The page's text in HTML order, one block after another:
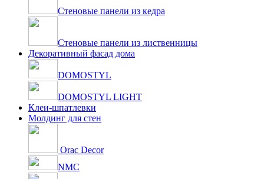
Стеновые панели из кедра
Стеновые панели из лиственницы
Декоративный фасад дома
DOMOSTYL
DOMOSTYL LIGHT
Клеи-шпатлевки
Молдинг для стен
Orac Decor
NMC